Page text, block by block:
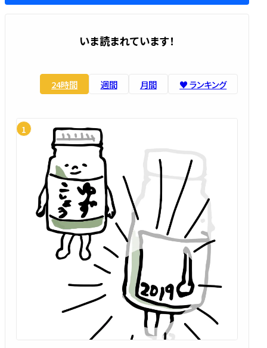
いま読まれています！
24時間 週間 月間 ♥️ ランキング